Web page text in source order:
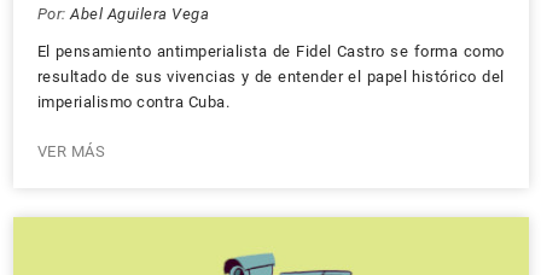
Por: Abel Aguilera Vega
El pensamiento antimperialista de Fidel Castro se forma como
resultado de sus vivencias y de entender el papel histórico del
imperialismo contra Cuba.
VER MÁS